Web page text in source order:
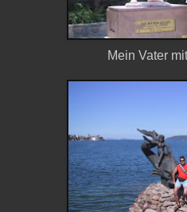
Mein Vater